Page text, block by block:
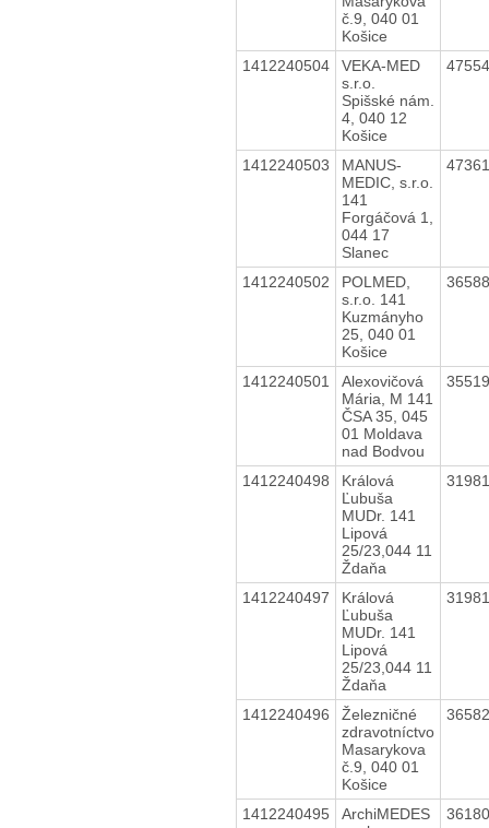
č.9, 040 01
Košice
1412240504
VEKA-MED
s.r.o.
Spišské nám.
4, 040 12
Košice
1412240503
MANUS-
MEDIC, s.r.o.
141
Forgáčová 1,
044 17
Slanec
1412240502
POLMED,
s.r.o. 141
Kuzmányho
25, 040 01
Košice
1412240501
Alexovičová
Mária, M 141
ČSA 35, 045
01 Moldava
nad Bodvou
1412240498
Králová
Ľubuša
MUDr. 141
Lipová
25/23,044 11
Ždaňa
1412240497
Králová
Ľubuša
MUDr. 141
Lipová
25/23,044 11
Ždaňa
1412240496
Železničné
zdravotníctvo
Masarykova
č.9, 040 01
Košice
1412240495
ArchiMEDES